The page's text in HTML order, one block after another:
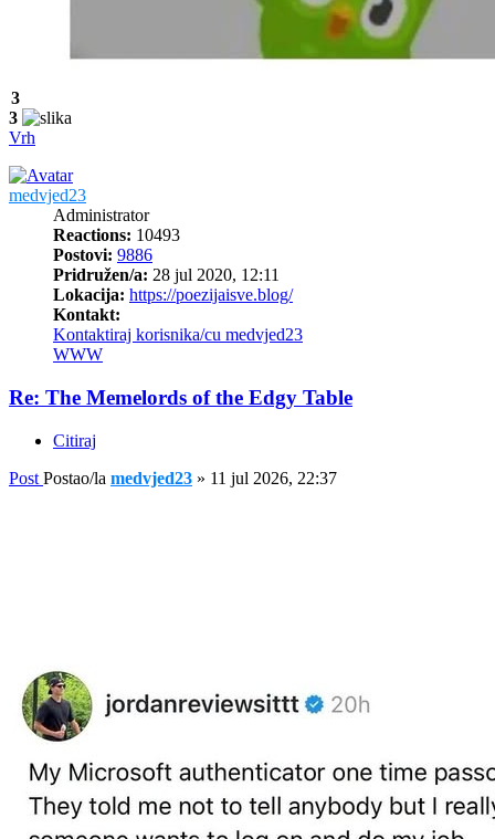
3
3
Vrh
medvjed23
Administrator
Reactions: 10493
Postovi: 9886
Pridružen/a: 28 jul 2020, 12:11
Lokacija: https://poezijaisve.blog/
Kontakt:
Kontaktiraj korisnika/cu medvjed23
WWW
Re: The Memelords of the Edgy Table
Citiraj
Post Postao/la medvjed23 » 11 jul 2026, 22:37